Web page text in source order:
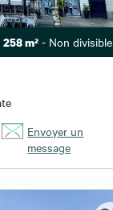
258 m²- Non divisible
Envoyer un
message